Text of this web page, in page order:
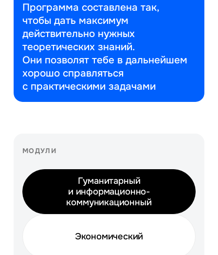
Программа составлена так,
чтобы дать максимум
действительно нужных
теоретических знаний.
Они позволят тебе в дальнейшем
хорошо справляться
с практическими задачами
МОДУЛИ
Гуманитарный
и информационно-
коммуникационный
Экономический